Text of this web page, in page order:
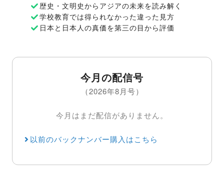
歴史・文明史からアジアの未来を読み解く
学校教育では得られなかった違った見方
日本と日本人の真価を第三の目から評価
今月の配信号
（2026年8月号）
今月はまだ配信がありません。
以前のバックナンバー購入はこちら